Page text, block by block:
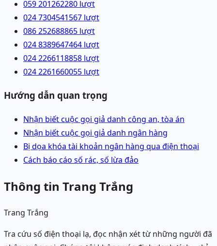
059 201262280 lượt
024 7304541567 lượt
086 252688865 lượt
024 8389647464 lượt
024 2266118858 lượt
024 2261660055 lượt
Hướng dẫn quan trọng
Nhận biết cuộc gọi giả danh công an, tòa án
Nhận biết cuộc gọi giả danh ngân hàng
Bị dọa khóa tài khoản ngân hàng qua điện thoại
Cách báo cáo số rác, số lừa đảo
Thông tin Trang Trắng
Trang Trắng
Tra cứu số điện thoại lạ, đọc nhận xét từ những người đã